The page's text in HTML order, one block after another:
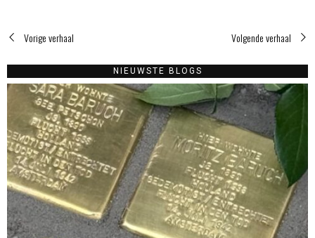
Vorige verhaal Volgende verhaal
NIEUWSTE BLOGS